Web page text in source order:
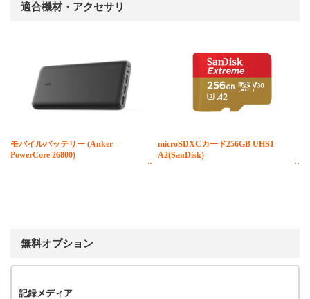
適合機材・アクセサリ
モバイルバッテリー (Anker
PowerCore 26800)
microSDXCカード256GB UHS1
A2(SanDisk)
無料オプション
記録メディア